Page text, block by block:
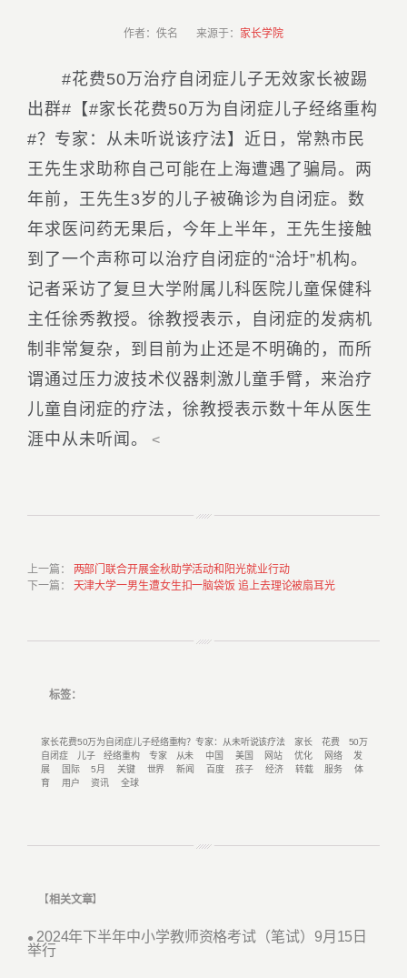
作者：佚名 来源于： 家长学院
#花费50万治疗自闭症儿子无效家长被踢
出群#【#家长花费50万为自闭症儿子经络重构
#？专家：从未听说该疗法】近日，常熟市民
王先生求助称自己可能在上海遭遇了骗局。两
年前，王先生3岁的儿子被确诊为自闭症。数
年求医问药无果后，今年上半年，王先生接触
到了一个声称可以治疗自闭症的“洽圩”机构。
记者采访了复旦大学附属儿科医院儿童保健科
主任徐秀教授。徐教授表示，自闭症的发病机
制非常复杂，到目前为止还是不明确的，而所
谓通过压力波技术仪器刺激儿童手臂，来治疗
儿童自闭症的疗法，徐教授表示数十年从医生
涯中从未听闻。
<
上一篇 ：
两部门联合开展金秋助学活动和阳光就业行动
下一篇 ： 天津大学一男生遭女生扣一脑袋饭 追上去理论被扇耳光
标签：
家长花费50万为自闭症儿子经络重构？专家：从未听说该疗法 家长 花费
50万
自闭症
儿子 经络重构 专家 从未 中国 美国 网站 优化 网络
发
展
国际 5月 关键 世界 新闻 百度 孩子 经济 转载 服务
体
育
用户 资讯 全球
【相关文章】
● 2024年下半年中小学教师资格考试（笔试）9月15日
举行